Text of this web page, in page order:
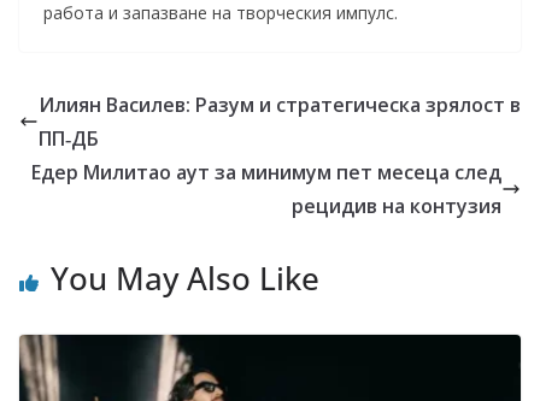
работа и запазване на творческия импулс.
Илиян Василев: Разум и стратегическа зрялост в
ПП‑ДБ
Едер Милитао аут за минимум пет месеца след
рецидив на контузия
You May Also Like